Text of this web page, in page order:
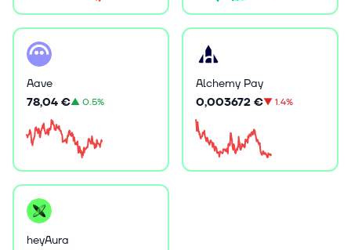
Aave
78,04 €▲0.5%
Alchemy Pay
0,003672 €▼1.4%
heyAura